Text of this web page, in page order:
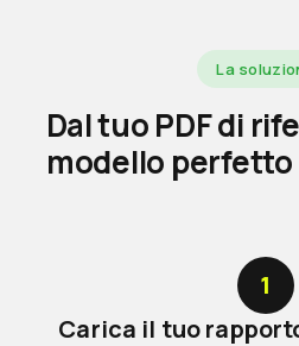
La
Dal tuo PDF di
modello perfetto
1
Carica il tuo